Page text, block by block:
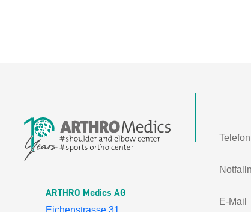
ARTHRO Medics AG
Eichenstrasse 31
Telefon
E-Mail